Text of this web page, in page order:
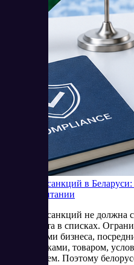
Проверка санкций в
Великобритании
Проверка санкций не должна
контрагента в списках.
владельцами бизнеса,
перевозчиками, товаром,
получателем. Поэтому